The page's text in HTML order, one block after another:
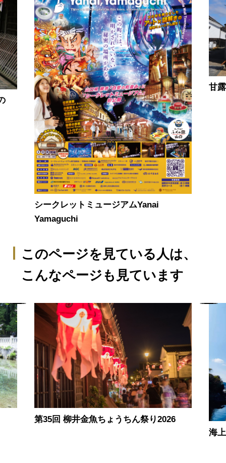
シークレットミュージアムYanai
Yamaguchi
甘
このページを見ている人は、
こんなページも見ています
第35回 柳井金魚ちょうちん祭り2026
海